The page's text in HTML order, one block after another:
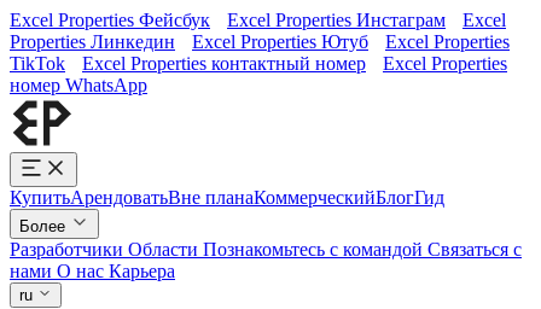
Excel Properties Фейсбук Excel Properties Инстаграм
Excel
Properties Линкедин
Excel Properties Ютуб
Excel Properties
TikTok
Excel Properties контактный номер
Excel Properties
номер WhatsApp
КупитьАрендоватьВне планаКоммерческийБлогГид
Более
Разработчики Области Познакомьтесь с командой Связаться с
нами О нас Карьера
ru